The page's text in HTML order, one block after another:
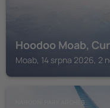
Hoodoo Moab,
Moab, 14 srpna 2026, 2
NÁRODNÍ PARK ARCHES